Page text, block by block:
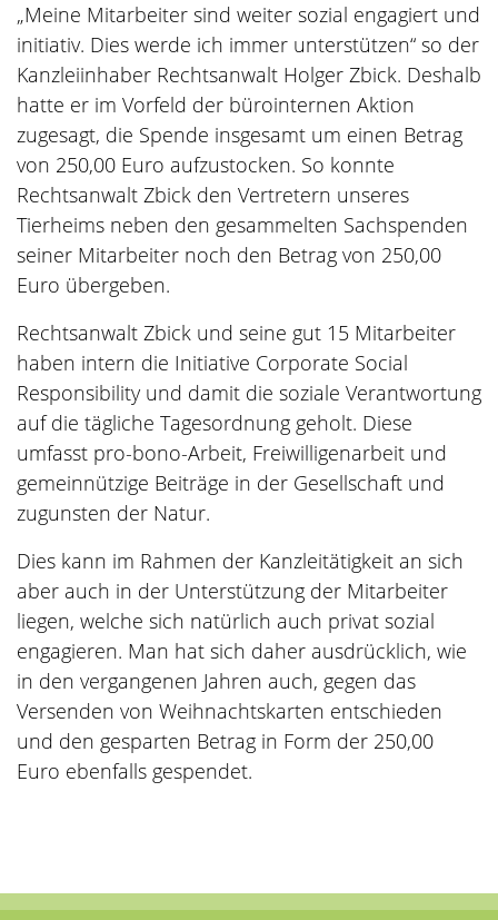
„Meine Mitarbeiter sind weiter sozial engagiert und
initiativ. Dies werde ich immer unterstützen“ so der
Kanzleiinhaber Rechtsanwalt Holger Zbick. Deshalb
hatte er im Vorfeld der bürointernen Aktion
zugesagt, die Spende insgesamt um einen Betrag
von 250,00 Euro aufzustocken. So konnte
Rechtsanwalt Zbick den Vertretern unseres
Tierheims neben den gesammelten Sachspenden
seiner Mitarbeiter noch den Betrag von 250,00
Euro übergeben.
Rechtsanwalt Zbick und seine gut 15 Mitarbeiter
haben intern die Initiative Corporate Social
Responsibility und damit die soziale Verantwortung
auf die tägliche Tagesordnung geholt. Diese
umfasst pro-bono-Arbeit, Freiwilligenarbeit und
gemeinnützige Beiträge in der Gesellschaft und
zugunsten der Natur.
Dies kann im Rahmen der Kanzleitätigkeit an sich
aber auch in der Unterstützung der Mitarbeiter
liegen, welche sich natürlich auch privat sozial
engagieren. Man hat sich daher ausdrücklich, wie
in den vergangenen Jahren auch, gegen das
Versenden von Weihnachtskarten entschieden
und den gesparten Betrag in Form der 250,00
Euro ebenfalls gespendet.